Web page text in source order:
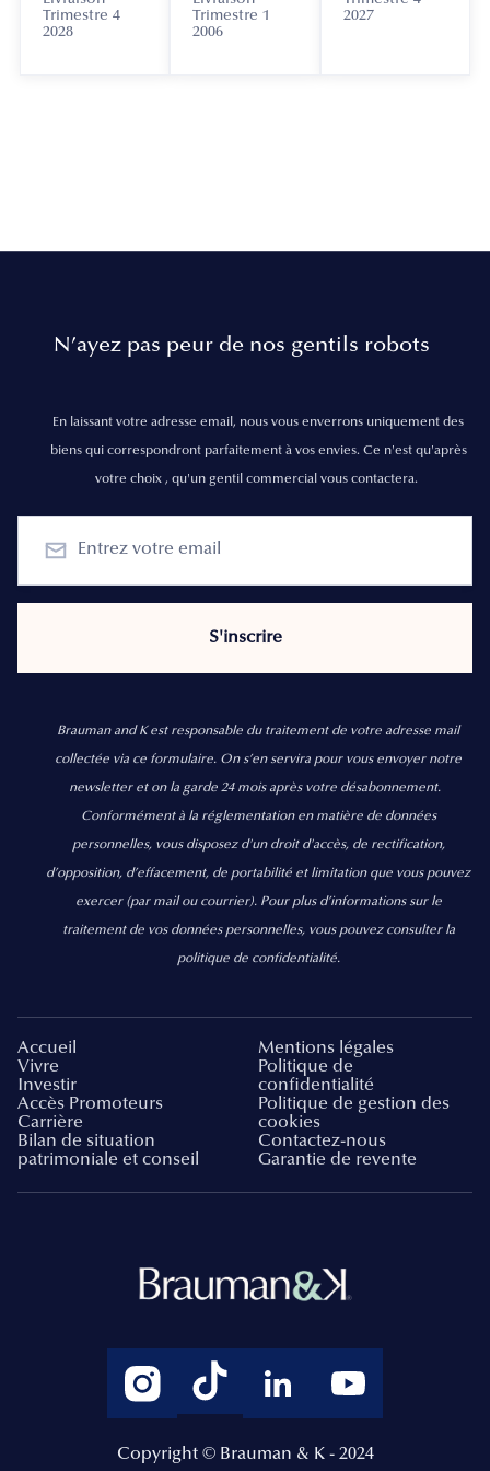
Trimestre 4
2028
Trimestre 1
2006
2027
N’ayez pas peur de nos gentils robots
En laissant votre adresse email, nous vous enverrons uniquement des
biens qui correspondront parfaitement à vos envies. Ce n'est qu'après
votre choix , qu'un gentil commercial vous contactera.
Brauman and K est responsable du traitement de votre adresse mail
collectée via ce formulaire. On s’en servira pour vous envoyer notre
newsletter et on la garde 24 mois après votre désabonnement.
Conformément à la réglementation en matière de données
personnelles, vous disposez d'un droit d'accès, de rectification,
d’opposition, d’effacement, de portabilité et limitation que vous pouvez
exercer (par mail ou courrier). Pour plus d’informations sur le
traitement de vos données personnelles, vous pouvez consulter la
politique de confidentialité.
Accueil
Vivre
Investir
Accès Promoteurs
Carrière
Bilan de situation
patrimoniale et conseil
Mentions légales
Politique de
confidentialité
Politique de gestion des
cookies
Contactez-nous
Garantie de revente
Copyright © Brauman & K - 2024